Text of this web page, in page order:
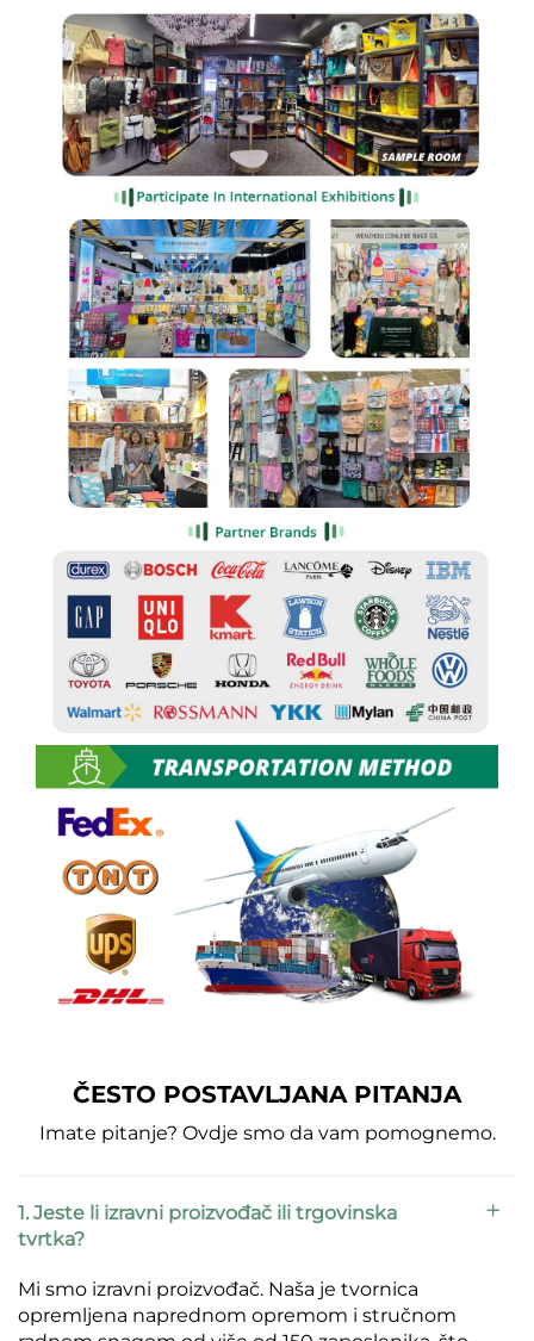
ČESTO POSTAVLJANA PITANJA
Imate pitanje? Ovdje smo da vam pomognemo.
1. Jeste li izravni proizvođač ili trgovinska
tvrtka?
Mi smo izravni proizvođač. Naša je tvornica
opremljena naprednom opremom i stručnom